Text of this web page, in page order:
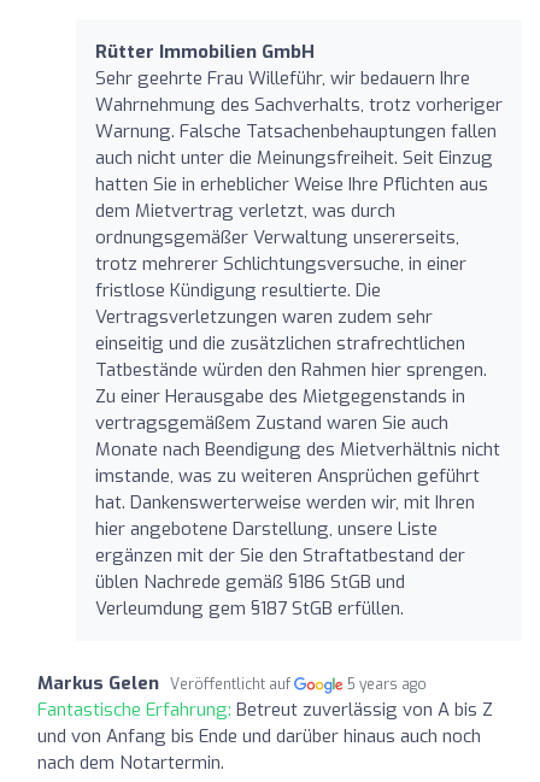
Rütter Immobilien GmbH
Sehr geehrte Frau Willeführ, wir bedauern Ihre
Wahrnehmung des Sachverhalts, trotz vorheriger
Warnung. Falsche Tatsachenbehauptungen fallen
auch nicht unter die Meinungsfreiheit. Seit Einzug
hatten Sie in erheblicher Weise Ihre Pflichten aus
dem Mietvertrag verletzt, was durch
ordnungsgemäßer Verwaltung unsererseits,
trotz mehrerer Schlichtungsversuche, in einer
fristlose Kündigung resultierte. Die
Vertragsverletzungen waren zudem sehr
einseitig und die zusätzlichen strafrechtlichen
Tatbestände würden den Rahmen hier sprengen.
Zu einer Herausgabe des Mietgegenstands in
vertragsgemäßem Zustand waren Sie auch
Monate nach Beendigung des Mietverhältnis nicht
imstande, was zu weiteren Ansprüchen geführt
hat. Dankenswerterweise werden wir, mit Ihren
hier angebotene Darstellung, unsere Liste
ergänzen mit der Sie den Straftatbestand der
üblen Nachrede gemäß §186 StGB und
Verleumdung gem §187 StGB erfüllen.
Markus Gelen Veröffentlicht auf 5 years ago
Fantastische Erfahrung: Betreut zuverlässig von A bis Z
und von Anfang bis Ende und darüber hinaus auch noch
nach dem Notartermin.